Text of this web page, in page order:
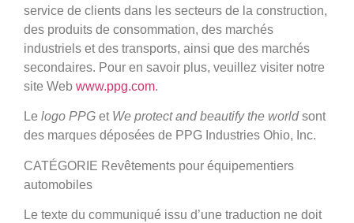
service de clients dans les secteurs de la construction,
des produits de consommation, des marchés
industriels et des transports, ainsi que des marchés
secondaires. Pour en savoir plus, veuillez visiter notre
site Web www.ppg.com.
Le logo PPG et We protect and beautify the worldsont
des marques déposées de PPG Industries Ohio, Inc.
CATÉGORIE Revêtements pour équipementiers
automobiles
Le texte du communiqué issu d’une traduction ne doit